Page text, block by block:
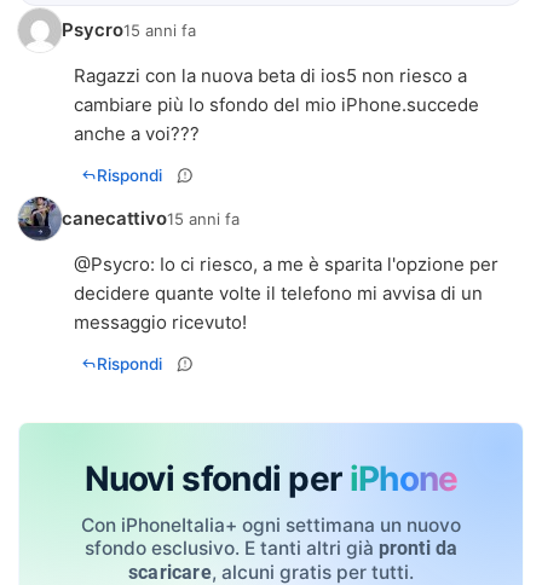
Psycro15 anni fa
Ragazzi con la nuova beta di ios5 non riesco a
cambiare più lo sfondo del mio iPhone.succede
anche a voi???
Rispondi
canecattivo15 anni fa
@Psycro: Io ci riesco, a me è sparita l'opzione per
decidere quante volte il telefono mi avvisa di un
messaggio ricevuto!
Rispondi
Nuovi sfondi per iPhone
Con iPhoneItalia+ ogni settimana un nuovo
sfondo esclusivo. E tanti altri già pronti da
scaricare, alcuni gratis per tutti.